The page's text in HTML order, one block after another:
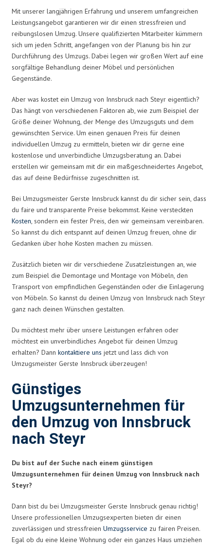
Mit unserer langjährigen Erfahrung und unserem umfangreichen
Leistungsangebot garantieren wir dir einen stressfreien und
reibungslosen Umzug. Unsere qualifizierten Mitarbeiter kümmern
sich um jeden Schritt, angefangen von der Planung bis hin zur
Durchführung des Umzugs. Dabei legen wir großen Wert auf eine
sorgfältige Behandlung deiner Möbel und persönlichen
Gegenstände.
Aber was kostet ein Umzug von Innsbruck nach Steyr eigentlich?
Das hängt von verschiedenen Faktoren ab, wie zum Beispiel der
Größe deiner Wohnung, der Menge des Umzugsguts und dem
gewünschten Service. Um einen genauen Preis für deinen
individuellen Umzug zu ermitteln, bieten wir dir gerne eine
kostenlose und unverbindliche Umzugsberatung an. Dabei
erstellen wir gemeinsam mit dir ein maßgeschneidertes Angebot,
das auf deine Bedürfnisse zugeschnitten ist.
Bei Umzugsmeister Gerste Innsbruck kannst du dir sicher sein, dass
du faire und transparente Preise bekommst. Keine versteckten
Kosten, sondern ein fester Preis, den wir gemeinsam vereinbaren.
So kannst du dich entspannt auf deinen Umzug freuen, ohne dir
Gedanken über hohe Kosten machen zu müssen.
Zusätzlich bieten wir dir verschiedene Zusatzleistungen an, wie
zum Beispiel die Demontage und Montage von Möbeln, den
Transport von empfindlichen Gegenständen oder die Einlagerung
von Möbeln. So kannst du deinen Umzug von Innsbruck nach Steyr
ganz nach deinen Wünschen gestalten.
Du möchtest mehr über unsere Leistungen erfahren oder
möchtest ein unverbindliches Angebot für deinen Umzug
erhalten? Dann kontaktiere uns jetzt und lass dich von
Umzugsmeister Gerste Innsbruck überzeugen!
Günstiges
Umzugsunternehmen für
den Umzug von Innsbruck
nach Steyr
Du bist auf der Suche nach einem günstigen
Umzugsunternehmen für deinen Umzug von Innsbruck nach
Steyr?
Dann bist du bei Umzugsmeister Gerste Innsbruck genau richtig!
Unsere professionellen Umzugsexperten bieten dir einen
zuverlässigen und stressfreien Umzugsservice zu fairen Preisen.
Egal ob du eine kleine Wohnung oder ein ganzes Haus umziehen